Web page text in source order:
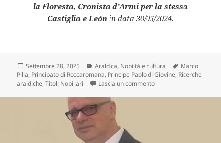
la Floresta, Cronista d’Armi per la stessa
Castiglia e León in data 30/05/2024.
Scritto
il
Settembre 28, 2025 Categorie
Araldica, Nobiltà e cultura Tag
Marco
Pilla, Principato di Roccaromana, Principe Paolo di Giovine, Ricerche
araldiche,Titoli Nobiliari Lascia un commentosu Lo stemma del